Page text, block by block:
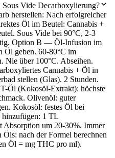
Vide Decarboxylierung?
herstellen: Nach erfolgreicher
Öl im Beutel: Cannabis +
Sous Vide bei 90°C, 2-3
Option B — Öl-Infusion im
Öl geben. 60-80°C im
Nie über 100°C. Abseihen.
Cannabis + Öl in
stellen (Glas). 2 Stunden.
Öl (Kokosöl-Extrakt): höchste
Olivenöl: guter
Kokosöl: festes Öl bei
hinzufügen: 1 TL
Absorption um 20-30%. Immer
nach der Formel berechnen
Öl = mg THC pro ml).